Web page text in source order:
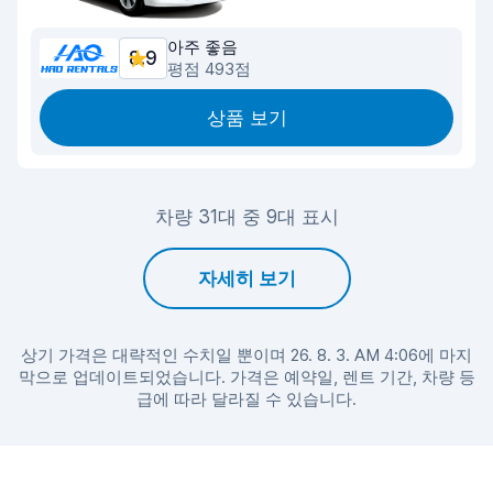
8.9
아주 좋음
평점 493점
상품 보기
차량 31대 중 9대 표시
자세히 보기
상기 가격은 대략적인 수치일 뿐이며 26. 8. 3. AM 4:06에 마지
막으로 업데이트되었습니다. 가격은 예약일, 렌트 기간, 차량 등
급에 따라 달라질 수 있습니다.